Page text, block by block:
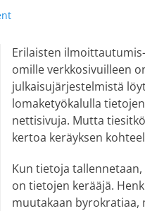
Erilaisten
omille verkkosivuilleen
julkaisujärjestelmistä
lomaketyökalulla
nettisivuja. Mutta
kertoa keräyksen
Kun tietoja
on tietojen kerääjä.
muutakaan